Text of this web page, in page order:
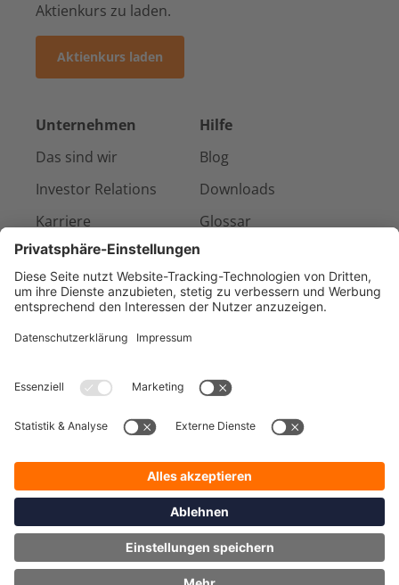
Aktienkurs zu laden.
Aktienkurs laden
Unternehmen
Das sind wir
Investor Relations
Karriere
Presse & Medien
Referenzen
Hilfe
Blog
Downloads
Glossar
Kontakt
AGB
Datenschutz